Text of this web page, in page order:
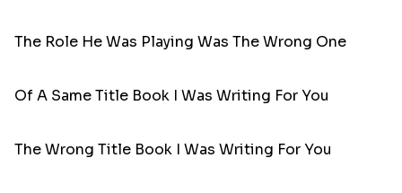
The Role He Was Playing Was The Wrong One
Of A Same Title Book I Was Writing For You
The Wrong Title Book I Was Writing For You